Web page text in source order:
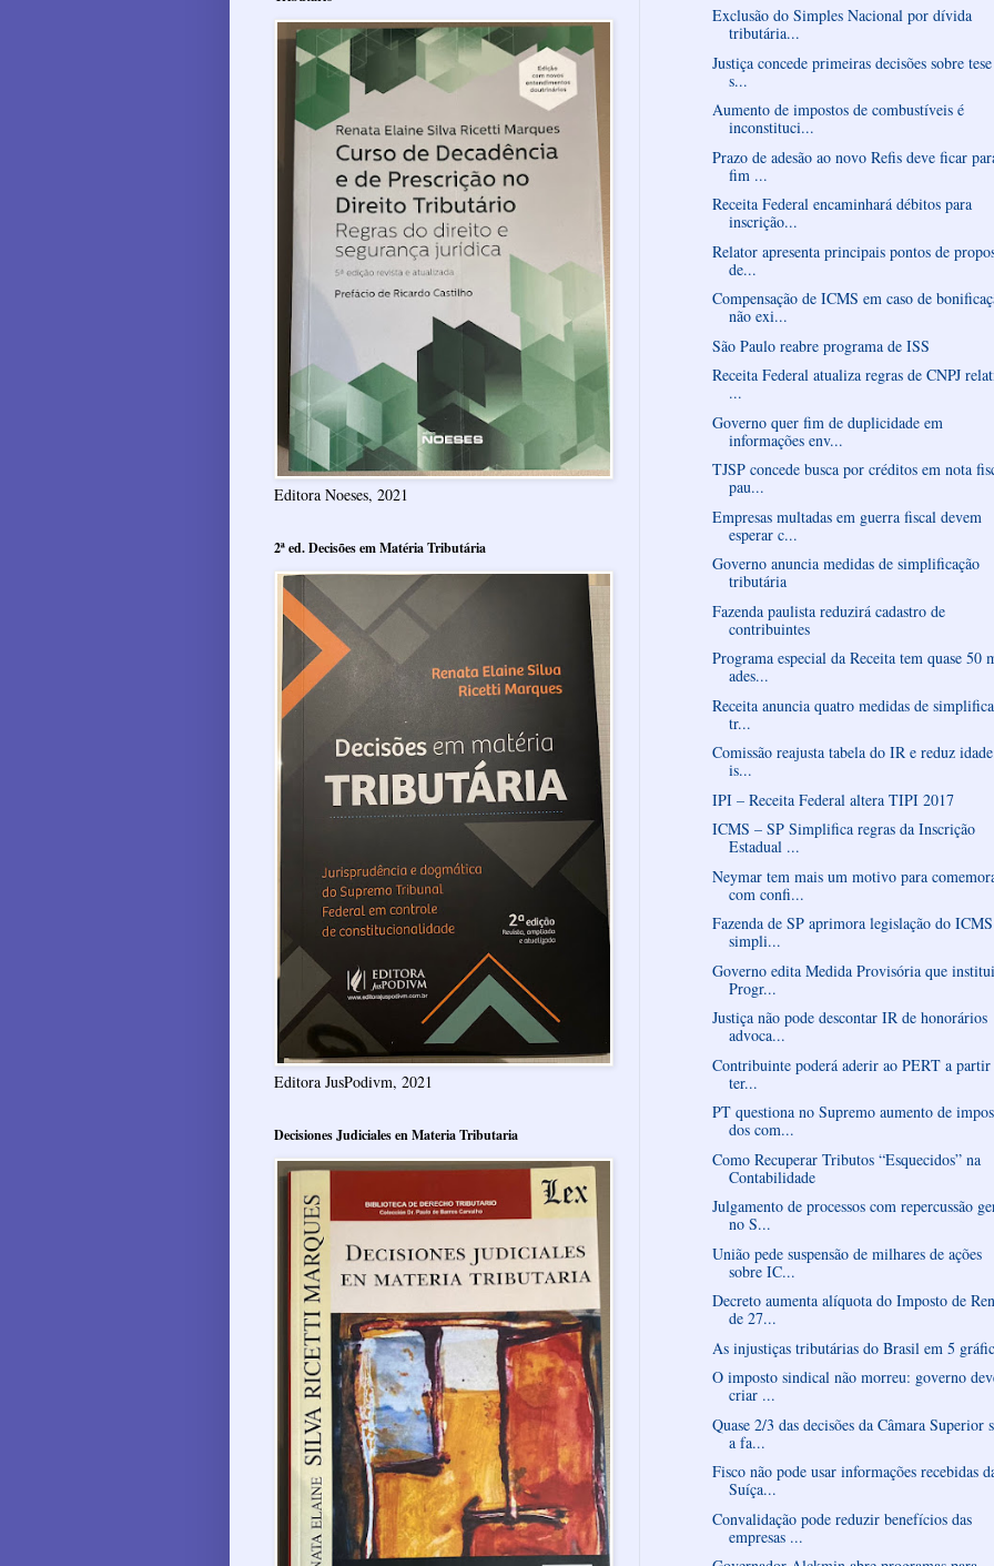
Exclusão do Simples Nacional por dívida
tributária...
Justiça concede primeiras decisões sobre
s...
Aumento de impostos de combustíveis é
inconstituci...
Prazo de adesão ao novo Refis deve ficar
fim ...
Receita Federal encaminhará débitos para
inscrição...
Relator apresenta principais pontos de
de...
Compensação de ICMS em caso de
não exi...
São Paulo reabre programa de ISS
Receita Federal atualiza regras de CNPJ
...
Governo quer fim de duplicidade em
informações env...
TJSP concede busca por créditos em nota
pau...
Empresas multadas em guerra fiscal devem
esperar c...
Governo anuncia medidas de simplificação
tributária
Fazenda paulista reduzirá cadastro de
contribuintes
Programa especial da Receita tem quase 50
ades...
Receita anuncia quatro medidas de
tr...
Comissão reajusta tabela do IR e reduz
is...
IPI – Receita Federal altera TIPI 2017
ICMS – SP Simplifica regras da Inscrição
Estadual ...
Neymar tem mais um motivo para
com confi...
Fazenda de SP aprimora legislação do
simpli...
Governo edita Medida Provisória que institui
Progr...
Justiça não pode descontar IR de honorários
advoca...
Contribuinte poderá aderir ao PERT a partir
ter...
PT questiona no Supremo aumento de
dos com...
Como Recuperar Tributos “Esquecidos” na
Contabilidade
Julgamento de processos com repercussão
no S...
União pede suspensão de milhares de ações
sobre IC...
Decreto aumenta alíquota do Imposto de
de 27...
As injustiças tributárias do Brasil em 5
O imposto sindical não morreu: governo
criar ...
Quase 2/3 das decisões da Câmara Superior
a fa...
Fisco não pode usar informações recebidas
Suíça...
Convalidação pode reduzir benefícios das
empresas ...
Editora Noeses, 2021
2ª ed. Decisões em Matéria Tributária
Editora JusPodivm, 2021
Decisiones Judiciales en Materia Tributaria